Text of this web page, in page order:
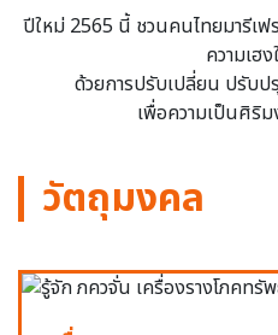
ปีใหม่ 2565 นี้ ชวนคนไทยมารีเ
ความเฮ
ด้วยการปรับเปลี่ยน ปรับ
เพื่อความเป็นศิริ
วัตถุมงคล